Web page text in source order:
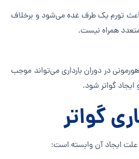
تورم یک طرف غده می‌شود و برخلاف
متعدد همراه نیست.
در دوران بارداری می‌تواند موجب
گواتر شود.
گواتر
علت ایجاد آن وابسته است: